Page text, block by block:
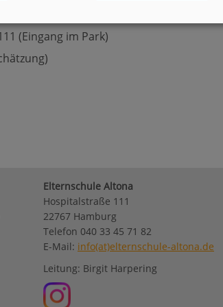
(Eingang im Park)
Elternschule Altona
Hospitalstraße 111
22767 Hamburg
Telefon 040 33 45 71 82
E-Mail: info(at)elternschule-altona.de
Leitung: Birgit Harpering